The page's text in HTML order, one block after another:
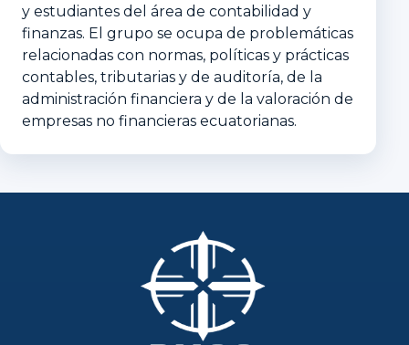
y estudiantes del área de contabilidad y
finanzas. El grupo se ocupa de problemáticas
relacionadas con normas, políticas y prácticas
contables, tributarias y de auditoría, de la
administración financiera y de la valoración de
empresas no financieras ecuatorianas.